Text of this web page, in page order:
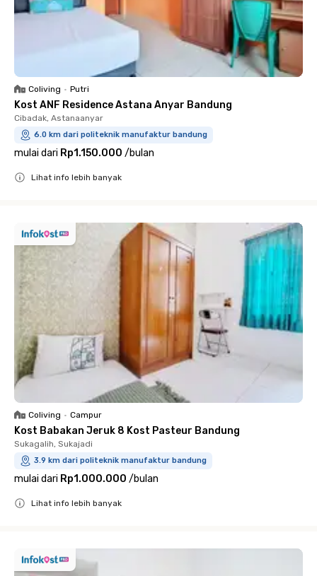
Coliving • Putri
Kost ANF Residence Astana Anyar Bandung
Cibadak, Astanaanyar
6.0 km dari politeknik manufaktur bandung
mulai dari Rp1.150.000 /bulan
Lihat info lebih banyak
Coliving • Campur
Kost Babakan Jeruk 8 Kost Pasteur Bandung
Sukagalih, Sukajadi
3.9 km dari politeknik manufaktur bandung
mulai dari Rp1.000.000 /bulan
Lihat info lebih banyak